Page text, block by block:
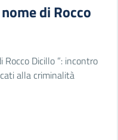
di Rocco
Rocco Dicillo ”: incontro
alla criminalità